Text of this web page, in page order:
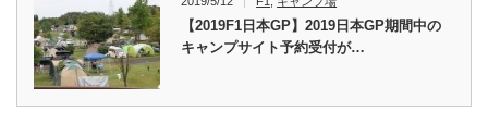
【2019F1日本GP】2019日本GP期間中の
キャンプサイト予約受付が…